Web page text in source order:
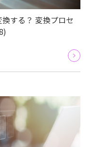
する？ 変換プロセ